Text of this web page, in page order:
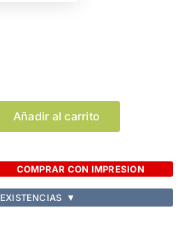
Añadir al carrito
COMPRAR CON IMPRESION
EXISTENCIAS ▼